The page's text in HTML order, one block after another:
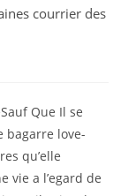
courrier des
Que Il se
bagarre love-
qu’elle
vie a l’egard de